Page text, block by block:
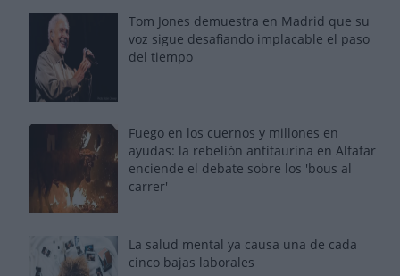
Tom Jones demuestra en Madrid que su
voz sigue desafiando implacable el paso
del tiempo
Fuego en los cuernos y millones en
ayudas: la rebelión antitaurina en Alfafar
enciende el debate sobre los 'bous al
carrer'
La salud mental ya causa una de cada
cinco bajas laborales